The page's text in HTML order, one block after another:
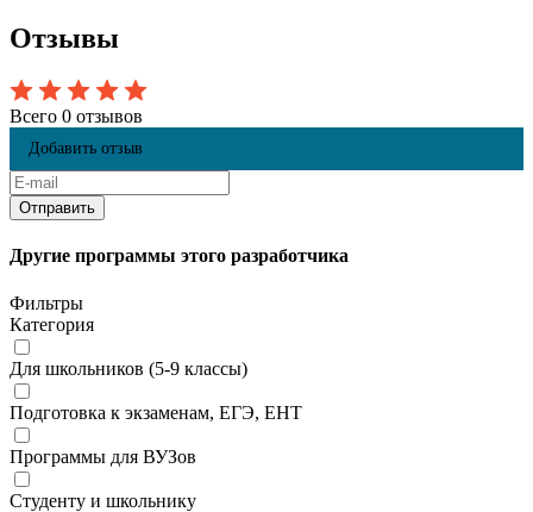
Отзывы
Всего 0 отзывов
Добавить отзыв
Другие программы этого разработчика
Фильтры
Категория
Для школьников (5-9 классы)
Подготовка к экзаменам, ЕГЭ, ЕНТ
Программы для ВУЗов
Студенту и школьнику